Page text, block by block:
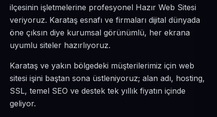
ilçesinin işletmelerine profesyonel Hazır Web Sitesi
veriyoruz. Karataş esnafı ve firmaları dijital dünyada
öne çıksın diye kurumsal görünümlü, her ekrana
uyumlu siteler hazırlıyoruz.
Karataş ve yakın bölgedeki müşterilerimiz için web
sitesi işini baştan sona üstleniyoruz; alan adı, hosting,
SSL, temel SEO ve destek tek yıllık fiyatın içinde
geliyor.